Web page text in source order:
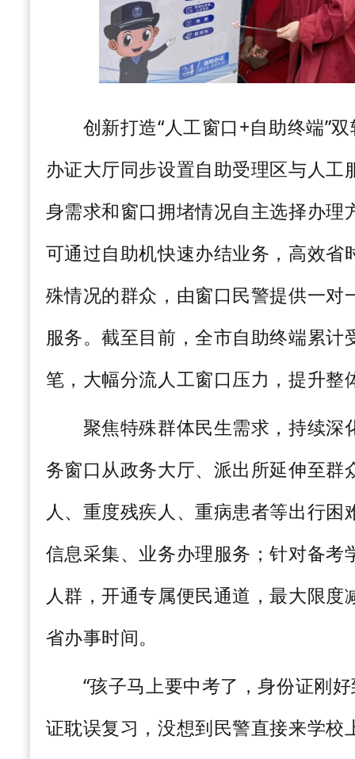
创新打造“人工窗口+自助终端”
办证大厅同步设置自助受理区与人工
身需求和窗口拥堵情况自主选择办理
可通过自助机快速办结业务，高效省
殊情况的群众，由窗口民警提供一对
服务。截至目前，全市自助终端累计
笔，大幅分流人工窗口压力，提升整
聚焦特殊群体民生需求，持续深
务窗口从政务大厅、派出所延伸至群
人、重度残疾人、重病患者等出行困
信息采集、业务办理服务；针对备考
人群，开通专属便民通道，最大限度
省办事时间。
“孩子马上要中考了，身份证刚好
证耽误复习，没想到民警直接来学校